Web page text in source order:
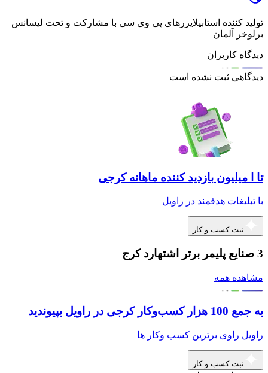
تولید کننده استابیلایزرهای پی وی سی با مشارکت و تحت لیسانس
برلوخر آلمان
دیدگاه کاربران
دیدگاهی ثبت نشده است
تا ا میلیون بازدید کننده ماهانه کرجی
با تبلیغات هدفمند در راویل
ثبت کسب و کار
3 صنایع پلیمر برتر اشتهارد کرج
مشاهده همه
به جمع 100 هزار کسب‌وکار کرجی در راویل بپیوندید
راویل راوی برترین کسب وکار ها
ثبت کسب و کار